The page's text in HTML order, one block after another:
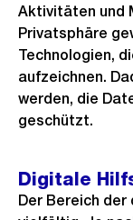
Aktivitäten und
Privatsphäre
Technologien,
aufzeichnen.
werden, die
geschützt.
Digitale
Der Bereich